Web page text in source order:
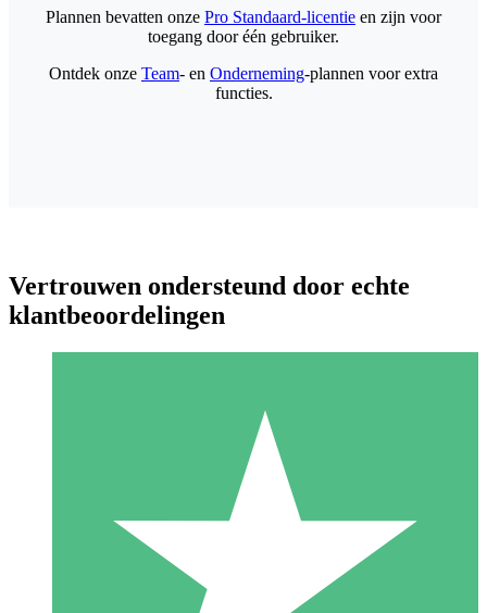
Individuele Creditpakketten
Betaal per gebruik met downloadtegoeden. Geen maandelijkse
Plannen bevatten onze Pro Standaard-licentie en zijn voor
toegang door één gebruiker.
Ontdek onze Team- en Onderneming-plannen voor extra
functies.
Vertrouwen ondersteund door echte
klantbeoordelingen